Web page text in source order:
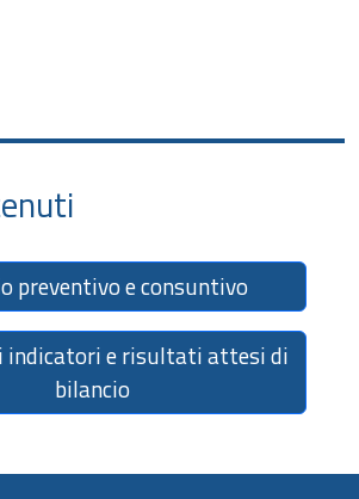
preventivo e consuntivo
indicatori e risultati attesi di
bilancio